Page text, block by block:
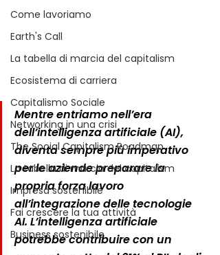
Come lavoriamo
Earth's Call
La tabella di marcia del capitalism
Ecosistema di carriera
Capitalismo Sociale
Networking in una crisi
The Social Capitalism Roadmap
La tabella di marcia del capitalism
Impresa sostenibile
Fai crescere la tua attività
Business sostenibile
Mentre entriamo nell’era
dell’intelligenza artificiale (AI),
diventa sempre più imperativo
per le aziende preparare la
propria forza lavoro
all’integrazione delle tecnologie
AI. L’intelligenza artificiale
potrebbe contribuire con un